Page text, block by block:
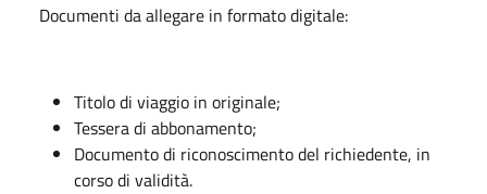
Documenti da allegare in formato digitale:
Titolo di viaggio in originale;
Tessera di abbonamento;
Documento di riconoscimento del richiedente, in
corso di validità.